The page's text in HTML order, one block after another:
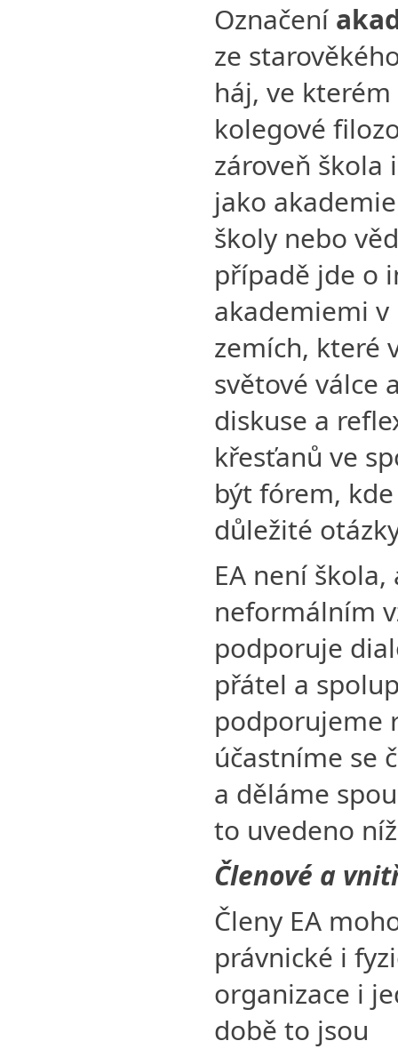
Označení
ze
háj, ve kterém
kolegové
zároveň škola
jako
školy nebo
případě jde o
akademiemi
zemích, které
světové válce
diskuse a
křesťanů ve
být fórem,
důležité
EA není škola,
neformálním
podporuje
přátel a
podporujeme
účastníme se
a děláme
to uvedeno
Členové a
Členy EA
právnické i
organizace i
době to jsou